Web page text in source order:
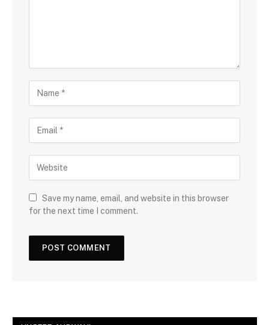
Save my name, email, and website in this browser
for the next time I comment.